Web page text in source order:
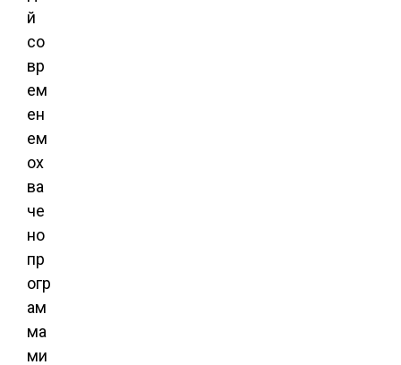
й
со
вр
ем
ен
ем
ох
ва
че
но
пр
огр
ам
ма
ми